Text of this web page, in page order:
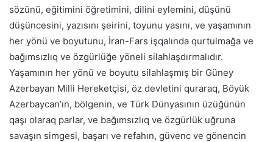
sözünü, eğitimini öğretimini, dilini eylemini, düşünü
düşüncesini, yazısını şeirini, toyunu yasını, ve yaşamının
her yönü ve boyutunu, İran-Fars işqalında qurtulmağa ve
bağımsızlıq ve özgürlüğe yöneli silahlaşdırmalıdır.
Yaşamının her yönü ve boyutu silahlaşmış bir Güney
Azerbayan Milli Hereketçisi, öz devletini quraraq, Böyük
Azerbaycan’ın, bölgenin, ve Türk Dünyasının üzüğünün
qaşı olaraq parlar, ve bağımsızlıq ve özgürlük uğruna
savaşın simgesi, başarı ve refahın, güvenc ve gönencin